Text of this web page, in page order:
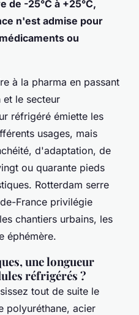
de -25°C à +25°C,
n'est admise pour
ou
à la pharma en passant
le secteur
réfrigéré émiette les
usages, mais
d'adaptation, de
ou quarante pieds
Rotterdam serre
France privilégie
chantiers urbains, les
éphémère.
une longueur
réfrigérés ?
tout de suite le
polyuréthane, acier